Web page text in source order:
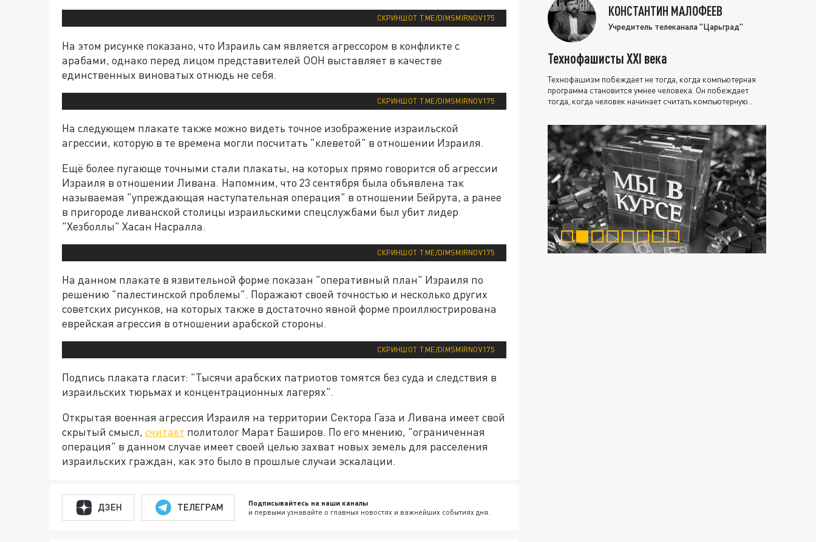
СКРИНШОТ T.ME/DIMSMIRNOV175
На этом рисунке показано, что Израиль сам является агрессором в конфликте с
арабами, однако перед лицом представителей ООН выставляет в качестве
единственных виноватых отнюдь не себя.
СКРИНШОТ T.ME/DIMSMIRNOV175
На следующем плакате также можно видеть точное изображение израильской
агрессии, которую в те времена могли посчитать "клеветой" в отношении Израиля.
Ещё более пугающе точными стали плакаты, на которых прямо говорится об агрессии
Израиля в отношении Ливана. Напомним, что 23 сентября была объявлена так
называемая "упреждающая наступательная операция" в отношении Бейрута, а ранее
в пригороде ливанской столицы израильскими спецслужбами был убит лидер
"Хезболлы" Хасан Насралла.
СКРИНШОТ T.ME/DIMSMIRNOV175
На данном плакате в язвительной форме показан "оперативный план" Израиля по
решению "палестинской проблемы". Поражают своей точностью и несколько других
советских рисунков, на которых также в достаточно явной форме проиллюстрирована
еврейская агрессия в отношении арабской стороны.
СКРИНШОТ T.ME/DIMSMIRNOV175
Подпись плаката гласит: "Тысячи арабских патриотов томятся без суда и следствия в
израильских тюрьмах и концентрационных лагерях".
Открытая военная агрессия Израиля на территории Сектора Газа и Ливана имеет свой
скрытый смысл, считает политолог Марат Баширов. По его мнению, "ограниченная
операция" в данном случае имеет своей целью захват новых земель для расселения
израильских граждан, как это было в прошлые случаи эскалации.
ДЗЕН ТЕЛЕГРАМ Подписывайтесь на наши каналы
и первыми узнавайте о главных новостях и важнейших событиях дня.
КОНСТАНТИН МАЛОФЕЕВ
Учредитель телеканала "Царьград"
Технофашисты XXI века
Технофашизм побеждает не тогда, когда компьютерная
программа становится умнее человека. Он побеждает
тогда, когда человек начинает считать компьютерную